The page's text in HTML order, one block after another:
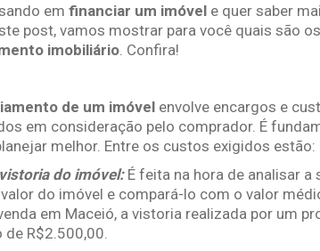
em financiar um imóvel e quer saber
post, vamos mostrar para você quais são
imobiliário . Confira!
de um imóvel envolve encargos e
em consideração pelo comprador. É
melhor. Entre os custos exigidos estão:
do imóvel: É feita na hora de analisar
do imóvel e compará-lo com o valor
em Maceió, a vistoria realizada por um
R$2.500,00.